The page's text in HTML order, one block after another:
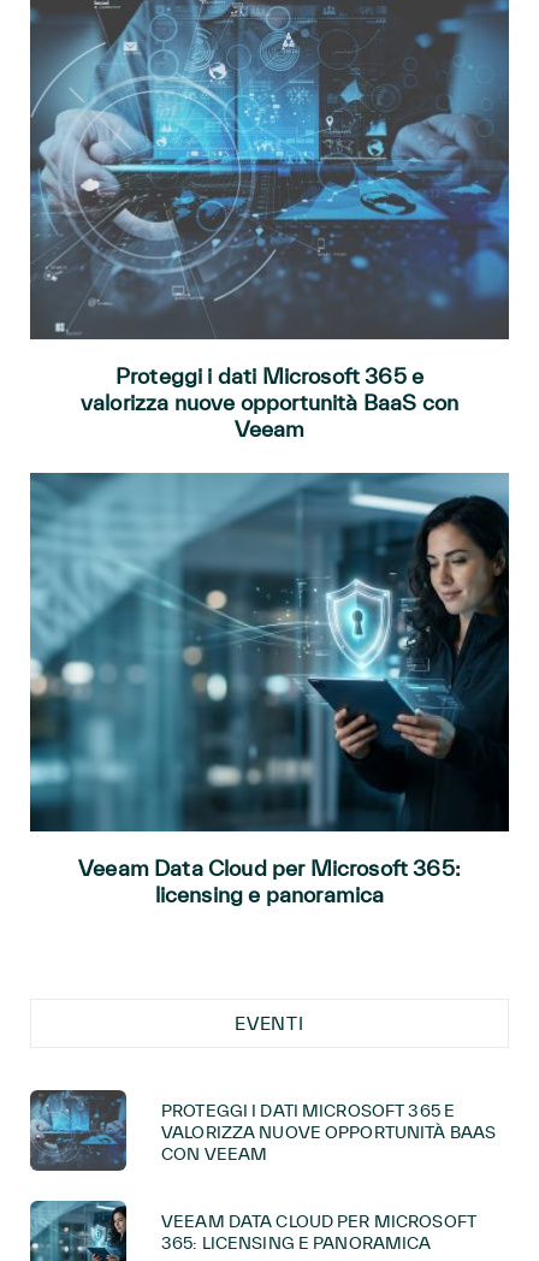
Proteggi i dati Microsoft 365 e
valorizza nuove opportunità BaaS con
Veeam
Veeam Data Cloud per Microsoft 365:
licensing e panoramica
EVENTI
PROTEGGI I DATI MICROSOFT 365 E
VALORIZZA NUOVE OPPORTUNITÀ BAAS
CON VEEAM
VEEAM DATA CLOUD PER MICROSOFT
365: LICENSING E PANORAMICA